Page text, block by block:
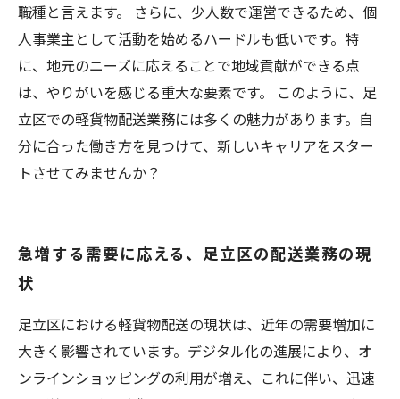
職種と言えます。 さらに、少人数で運営できるため、個
人事業主として活動を始めるハードルも低いです。特
に、地元のニーズに応えることで地域貢献ができる点
は、やりがいを感じる重大な要素です。 このように、足
立区での軽貨物配送業務には多くの魅力があります。自
分に合った働き方を見つけて、新しいキャリアをスター
トさせてみませんか？
急増する需要に応える、足立区の配送業務の現
状
足立区における軽貨物配送の現状は、近年の需要増加に
大きく影響されています。デジタル化の進展により、オ
ンラインショッピングの利用が増え、これに伴い、迅速